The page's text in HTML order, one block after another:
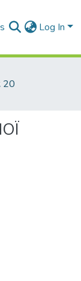
Log In
20